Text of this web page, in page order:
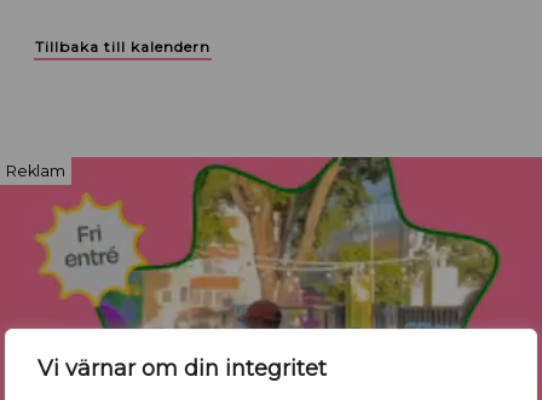
Vi värnar om din integritet
Tillbaka till kalendern
Reklam